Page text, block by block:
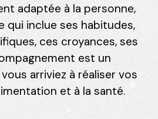
adaptée à la personne,
qui inclue ses habitudes,
ces croyances, ses
est un
arriviez à réaliser vos
et à la santé.